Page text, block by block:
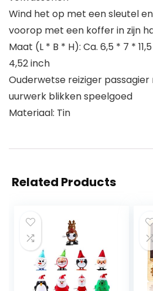
Wind het op met een sleutel
voorop met een koffer in zijn
Maat (L * B * H): Ca. 6,5 * 7 *
4,52 inch
Ouderwetse reiziger
uurwerk blikken speelgoed
Materiaal: Tin
Related Products